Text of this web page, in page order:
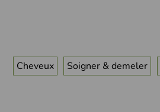
Cheveux Soigner & demeler